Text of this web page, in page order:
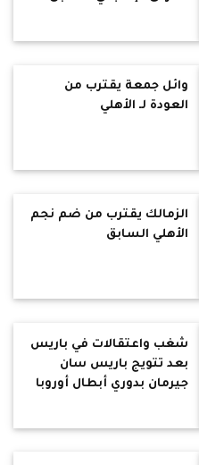
وائل جمعة يقترب من
العودة لـ الأهلي
الزمالك يقترب من ضم نجم
الأهلي السابق
شغب واعتقالات في باريس
بعد تتويج باريس سان
جيرمان بدوري أبطال أوروبا